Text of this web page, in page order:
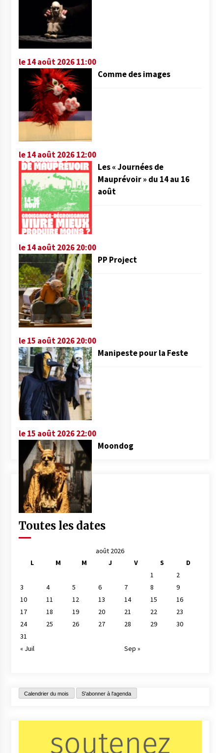
le 14 août 2026 11:00
Comme des images
le 14 août 2026 12:00
Les « Journées de
Mauprévoir » du 14 au 16
août
le 14 août 2026 20:00
PP Project
le 15 août 2026 20:00
Manipeste pour la Feste
le 15 août 2026 22:00
Moondog
Toutes les dates
août 2026
L
M M J V S
D
1
2
3
4 5 6 7 8
9
10
11 12 13 14 15
16
17
18 19 20 21 22
23
24
25 26 27 28 29
30
31
« Juil
Sep »
Calendrier du mois S'abonner à l'agenda